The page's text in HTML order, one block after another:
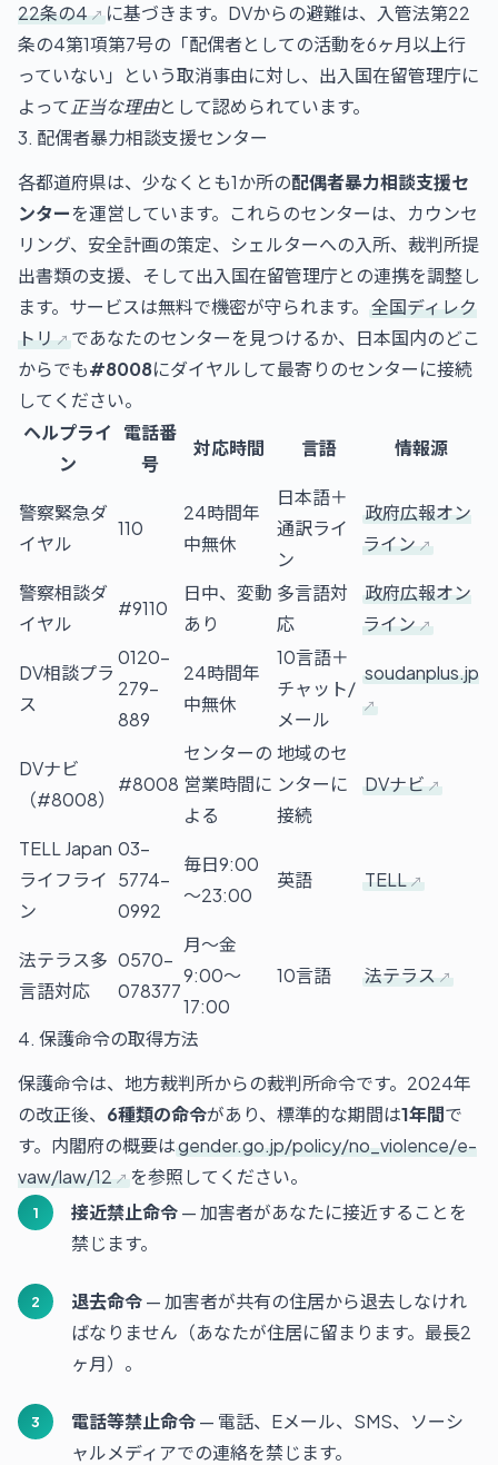
22条の4
に基づきます。DVからの避難は、入管法第22
条の4第1項第7号の「配偶者としての活動を6ヶ月以上行
っていない」という取消事由に対し、出入国在留管理庁に
よって 正当な理由として認められています。
3. 配偶者暴力相談支援センター
各都道府県は、少なくとも1か所の配偶者暴力相談支援セ
ンターを運営しています。これらのセンターは、カウンセ
リング、安全計画の策定、シェルターへの入所、裁判所提
出書類の支援、そして出入国在留管理庁との連携を調整し
ます。サービスは無料で機密が守られます。 全国ディレク
トリ
であなたのセンターを見つけるか、日本国内のどこ
からでも#8008にダイヤルして最寄りのセンターに接続
してください。
ヘルプライ
ン
電話番
号
対応時間 言語 情報源
警察緊急ダ
イヤル
110
24時間年
中無休
日本語＋
通訳ライ
ン
政府広報オン
ライン
警察相談ダ
イヤル
#9110
日中、変動
あり
多言語対
応
政府広報オン
ライン
DV相談プラ
ス
0120-
279-
889
24時間年
中無休
10言語＋
チャット/
メール
soudanplus.jp
DVナビ
（#8008）
#8008
センターの
営業時間に
よる
地域のセ
ンターに
接続
DVナビ
TELL Japan
ライフライ
ン
03-
5774-
0992
毎日9:00
～23:00
英語 TELL
法テラス多
言語対応
0570-
078377
月～金
9:00～
17:00
10言語 法テラス
4. 保護命令の取得方法
保護命令は、地方裁判所からの裁判所命令です。2024年
の改正後、 6種類の命令があり、標準的な期間は1年間で
す。内閣府の概要はgender.go.jp/policy/no_violence/e-
vaw/law/12
を参照してください。
接近禁止命令— 加害者があなたに接近することを
禁じます。
退去命令— 加害者が共有の住居から退去しなけれ
ばなりません（あなたが住居に留まります。最長2
ヶ月）。
電話等禁止命令— 電話、Eメール、SMS、ソーシ
ャルメディアでの連絡を禁じます。